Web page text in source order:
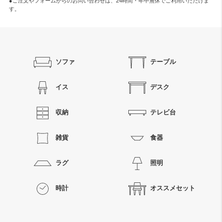
す。
ソファ テーブル
イス デスク
収納 テレビ台
雑貨 食器
ラグ 照明
時計 オススメセット